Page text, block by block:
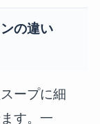
の違い
ープに細
す。一